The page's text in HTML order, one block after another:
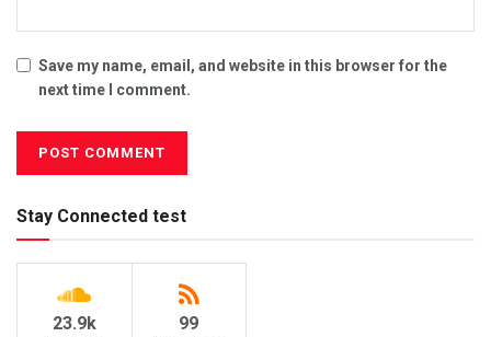
Save my name, email, and website in this browser for the
next time I comment.
Stay Connected test
23.9k 99